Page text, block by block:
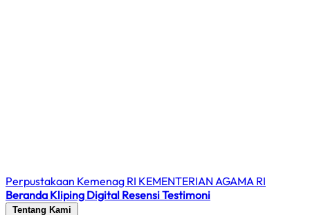
Perpustakaan Kemenag RI KEMENTERIAN AGAMA RI
Beranda Kliping Digital ResensiTestimoni
Tentang Kami